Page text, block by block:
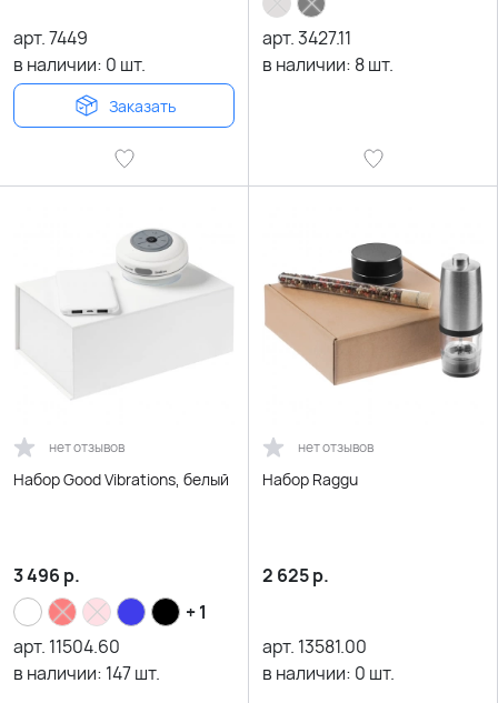
арт.7449
в наличии: 0 шт.
Заказать
арт.3427.11
в наличии: 8шт.
нет отзывов
Набор Good Vibrations, белый
3 496 р.
+ 1
арт. 11504.60
в наличии: 147шт.
нет отзывов
Набор Raggu
2 625р.
арт. 13581.00
в наличии: 0 шт.